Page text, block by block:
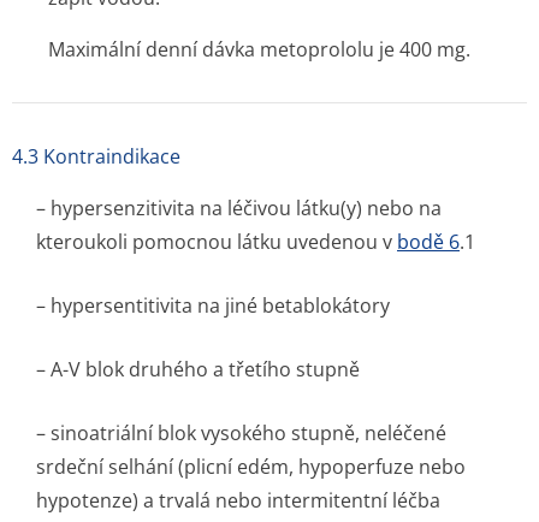
Maximální denní dávka metoprololu je 400 mg.
4.3 Kontraindikace
– hypersenzitivita na léčivou látku(y) nebo na
kteroukoli pomocnou látku uvedenou v bodě 6.1
– hypersentitivita na jiné betablokátory
– A-V blok druhého a třetího stupně
– sinoatriální blok vysokého stupně, neléčené
srdeční selhání (plicní edém, hypoperfuze nebo
hypotenze) a trvalá nebo intermitentní léčba